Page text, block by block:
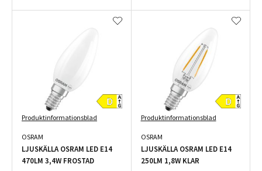
Produktinformationsblad
OSRAM
LJUSKÄLLA OSRAM LED E14
470LM 3,4W FROSTAD
Produktinformationsblad
OSRAM
LJUSKÄLLA OSRAM LED E14
250LM 1,8W KLAR